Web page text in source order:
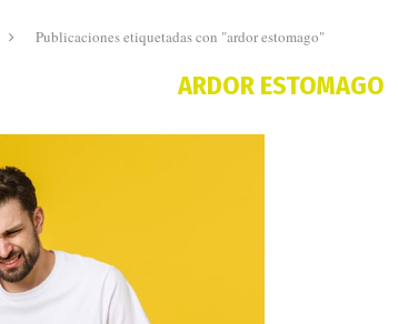
Publicaciones etiquetadas con "ardor estomago"
ARDOR ESTOMAGO